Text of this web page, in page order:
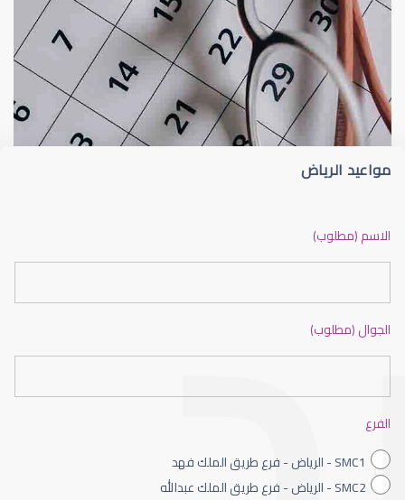
الماء الأزرق
مواعيد الرياض
الاسم (مطلوب)
الجوال (مطلوب)
الفرع
SMC1 - الرياض - فرع طريق الملك فهد
SMC2 - الرياض - فرع طريق الملك عبدالله